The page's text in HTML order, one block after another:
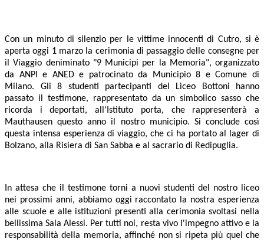
Con un minuto di silenzio per le vittime innocenti di Cutro, si è
aperta oggi 1 marzo la cerimonia di passaggio delle consegne per
il Viaggio deniminato "9 Municipi per la Memoria", organizzato
da ANPI e ANED e patrocinato da Municipio 8 e Comune di
Milano. Gli 8 studenti partecipanti del Liceo Bottoni hanno
passato il testimone, rappresentato da un simbolico sasso che
ricorda i deportati, all'Istituto porta, che rappresenterà a
Mauthausen questo anno il nostro municipio. Si conclude così
questa intensa esperienza di viaggio, che ci ha portato al lager di
Bolzano, alla Risiera di San Sabba e al sacrario di Redipuglia.
In attesa che il testimone torni a nuovi studenti del nostro liceo
nei prossimi anni, abbiamo oggi raccontato la nostra esperienza
alle scuole e alle istituzioni presenti alla cerimonia svoltasi nella
bellissima Sala Alessi. Per tutti noi, resta vivo l'impegno attivo e la
responsabilità della memoria, affinché non si ripeta più quel che